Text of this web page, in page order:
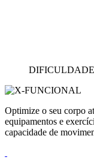
DIFICULDADE
Optimize o seu corpo
equipamentos e
capacidade de